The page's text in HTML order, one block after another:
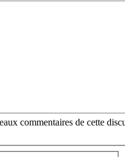
commentaires de cette